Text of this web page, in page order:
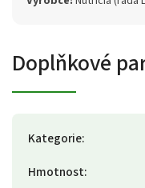
Doplňkové
Kategorie:
Hmotnost: